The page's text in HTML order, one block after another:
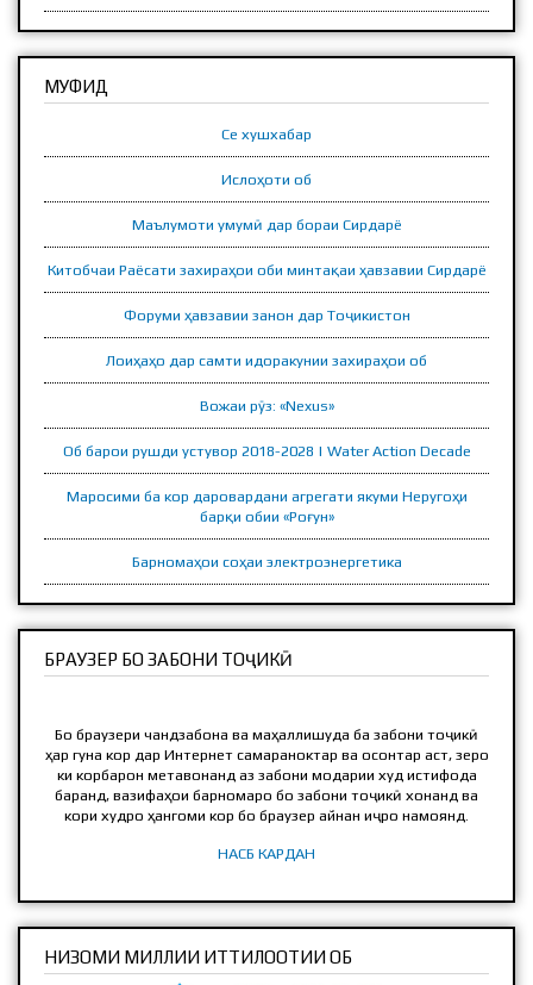
МУФИД
Се хушхабар
Ислоҳоти об
Маълумоти умумӣ дар бораи Сирдарё
Китобчаи Раёсати захираҳои оби минтақаи ҳавзавии Сирдарё
Форуми ҳавзавии занон дар Тоҷикистон
Лоиҳаҳо дар самти идоракунии захираҳои об
Вожаи рӯз: «Nexus»
Об барои рушди устувор 2018-2028 | Water Action Decade
Маросими ба кор даровардани агрегати якуми Неругоҳи
барқи обии «Роғун»
Барномаҳои соҳаи электроэнергетика
БРАУЗЕР БО ЗАБОНИ ТОҶИКӢ
Бо браузери чандзабона ва маҳаллишуда ба забони тоҷикӣ
ҳар гуна кор дар Интернет самараноктар ва осонтар аст, зеро
ки корбарон метавонанд аз забони модарии худ истифода
баранд, вазифаҳои барномаро бо забони тоҷикӣ хонанд ва
кори худро ҳангоми кор бо браузер айнан иҷро намоянд.
НАСБ КАРДАН
НИЗОМИ МИЛЛИИ ИТТИЛООТИИ ОБ